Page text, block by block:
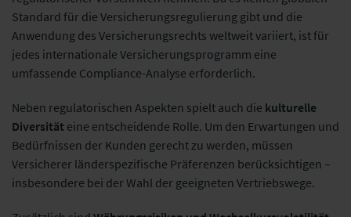
Standard für die Versicherungsregulierung gibt und die
Anwendung des Versicherungsrechts weltweit variiert, ist für
jedes internationale Versicherungsprogramm eine
umfassende Compliance-Analyse erforderlich.
Neben regulatorischen Aspekten spielt auch die kulturelle
Diversität eine entscheidende Rolle. Um den Erwartungen und
Bedürfnissen der Kunden gerecht zu werden, müssen
Versicherer länderspezifische Präferenzen berücksichtigen –
insbesondere bei der Wahl der geeigneten Vertriebswege.